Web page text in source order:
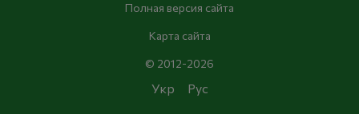
Полная версия сайта
Карта сайта
© 2012-2026
Укр Рус